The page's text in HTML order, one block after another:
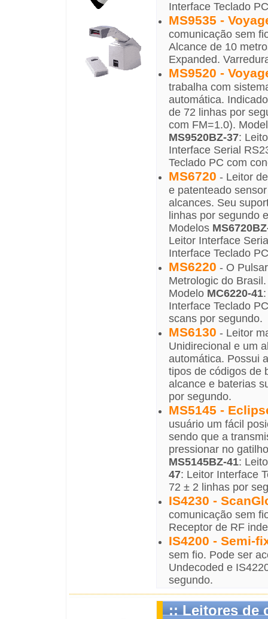
Interface Teclado
MS9535 -
comunicação sem
Alcance de 10
Expanded.
MS9520 -
trabalha com
automática.
de 72 linhas por
com FM=1.0).
MS9520BZ-37:
Interface Serial
Teclado PC com
MS6720 - Leitor
e patenteado
alcances. Seu
linhas por segundo
Modelos
Leitor Interface
Interface Teclado
MS6220 - O
Metrologic do
Modelo MC6220-41
Interface Teclado
scans por segundo.
MS6130 - Leitor
Unidirecional e um
automática. Possui
tipos de códigos de
alcance e baterias
por segundo.
MS5145 -
usuário um fácil
sendo que a
pressionar no
MS5145BZ-41:
47: Leitor Interface
72 ± 2 linhas por
IS4230 -
comunicação sem
Receptor de RF
IS4200 - Semi-
sem fio. Pode ser
Undecoded e
segundo.
:: Leitores de